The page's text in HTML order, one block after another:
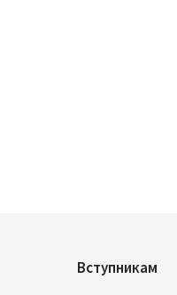
Вступникам